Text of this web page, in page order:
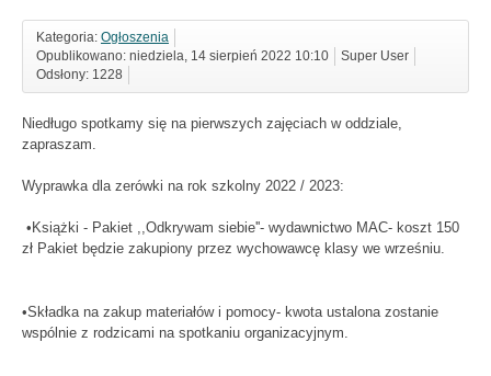
Kategoria: Ogłoszenia
Opublikowano: niedziela, 14 sierpień 2022 10:10
Super User
Odsłony: 1228
Niedługo spotkamy się na pierwszych zajęciach w oddziale,
zapraszam.
Wyprawka dla zerówki na rok szkolny 2022 / 2023:
•Książki - Pakiet ,,Odkrywam siebie''- wydawnictwo MAC- koszt 150
zł Pakiet będzie zakupiony przez wychowawcę klasy we wrześniu.
•Składka na zakup materiałów i pomocy- kwota ustalona zostanie
wspólnie z rodzicami na spotkaniu organizacyjnym.